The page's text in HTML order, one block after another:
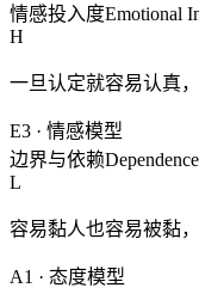
情感投入度Emotional
H
一旦认定就容易认真
E3 · 情感模型
边界与依赖
L
容易黏人也容易被黏
A1 · 态度模型